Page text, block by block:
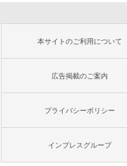
本サイトのご利用について
広告掲載のご案内
プライバシーポリシー
インプレスグループ